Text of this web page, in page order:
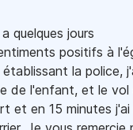
quelques jours
positifs à
la police,
de l'enfant, et le
et en 15 minutes j'ai